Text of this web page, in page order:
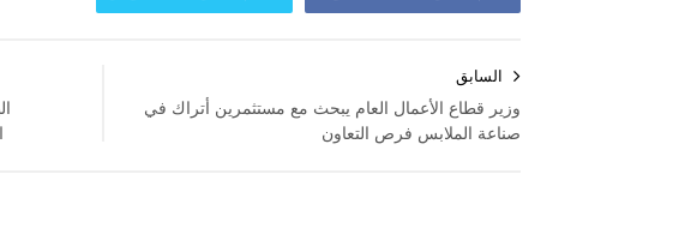
المقالات
السابق
وزير قطاع الأعمال العام يبحث مع مستثمرين أتراك في
صناعة الملابس فرص التعاون